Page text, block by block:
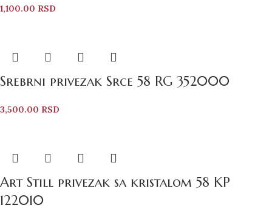
1,100.00 RSD
Srebrni privezak Srce 58 RG 352000
3,500.00 RSD
Art Still privezak sa kristalom 58 KP
122010